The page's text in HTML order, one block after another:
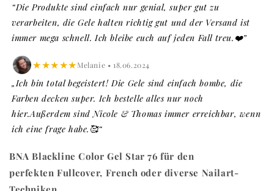
“Die Produkte sind einfach nur genial, super gut zu
verarbeiten, die Gele halten richtig gut und der Versand ist
immer mega schnell. Ich bleibe euch auf jeden Fall treu.❤️”
★★★★★Melanie • 18.06.2024
„Ich bin total begeistert! Die Gele sind einfach bombe, die
Farben decken super. Ich bestelle alles nur noch
hier.Außerdem sind Nicole & Thomas immer erreichbar, wenn
ich eine frage habe.🥰“
BNA Blackline Color Gel Star 76 für den
perfekten Fullcover, French oder diverse Nailart-